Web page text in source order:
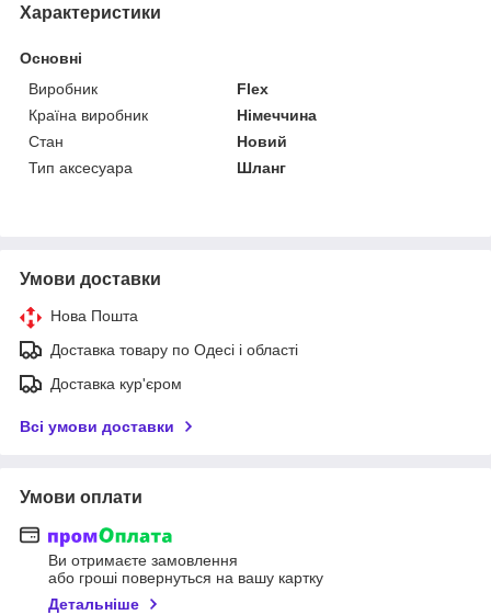
Характеристики
Основні
Виробник
Flex
Країна виробник
Німеччина
Стан
Новий
Тип аксесуара
Шланг
Умови доставки
Нова Пошта
Доставка товару по Одесі і області
Доставка кур'єром
Всі умови доставки
Умови оплати
Ви отримаєте замовлення
або гроші повернуться на вашу картку
Детальніше